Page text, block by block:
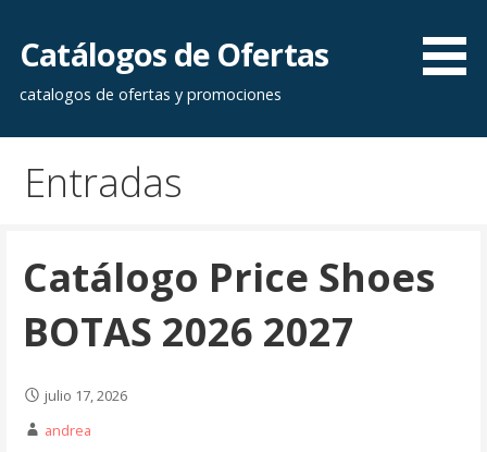
contenido
Catálogos de Ofertas
catalogos de ofertas y promociones
Entradas
Catálogo Price Shoes
BOTAS 2026 2027
julio 17, 2026
andrea